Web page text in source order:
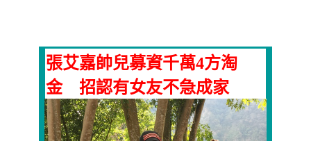
張艾嘉帥兒募資千萬4方淘
金 招認有女友不急成家